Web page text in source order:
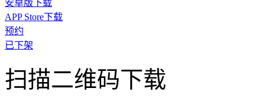
安卓版下载
APP Store下载
预约
已下架
扫描二维码下载